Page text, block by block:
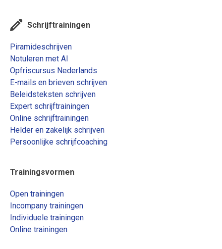
Schrijftrainingen
Piramideschrijven
Notuleren met AI
Opfriscursus Nederlands
E-mails en brieven schrijven
Beleidsteksten schrijven
Expert schrijftrainingen
Online schrijftrainingen
Helder en zakelijk schrijven
Persoonlijke schrijfcoaching
Trainingsvormen
Open trainingen
Incompany trainingen
Individuele trainingen
Online trainingen